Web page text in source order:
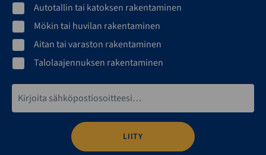
Autotallin tai katoksen rakentaminen
Mökin tai huvilan rakentaminen
Aitan tai varaston rakentaminen
Talolaajennuksen rakentaminen